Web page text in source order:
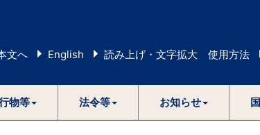
文へ English 読み上げ・文字拡大 使用方法
物等 法令等 お知らせ